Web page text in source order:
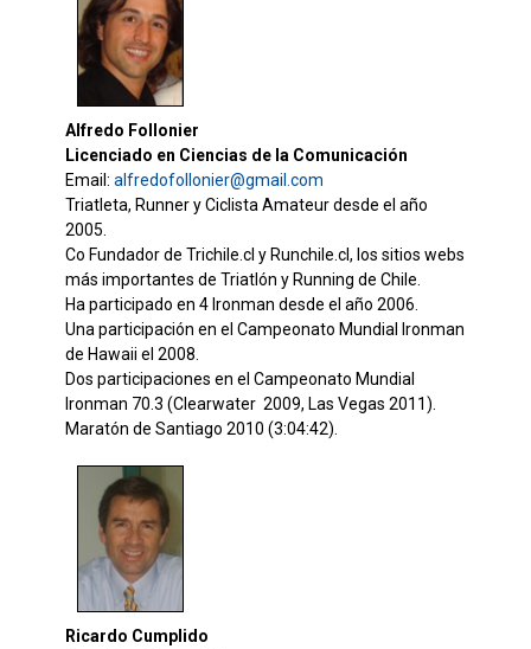
Alfredo Follonier
Licenciado en Ciencias de la Comunicación
Email: alfredofollonier@gmail.com
Triatleta, Runner y Ciclista Amateur desde el año
2005.
Co Fundador de Trichile.cl y Runchile.cl, los sitios webs
más importantes de Triatlón y Running de Chile.
Ha participado en 4 Ironman desde el año 2006.
Una participación en el Campeonato Mundial Ironman
de Hawaii el 2008.
Dos participaciones en el Campeonato Mundial
Ironman 70.3 (Clearwater 2009, Las Vegas 2011).
Maratón de Santiago 2010 (3:04:42).
Ricardo Cumplido